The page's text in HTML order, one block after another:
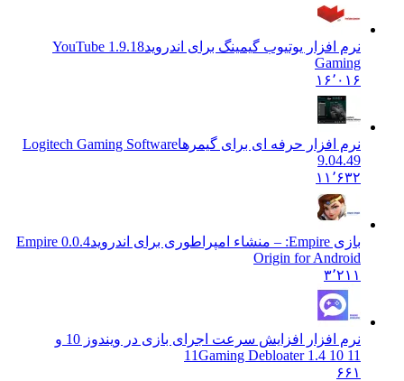
نرم افزار یوتیوب گیمینگ برای اندروید
1.9.18 YouTube
Gaming
۱۶٬۰۱۶
نرم افزار حرفه ای برای گیمرهاLogitech Gaming Software
9.04.49
۱۱٬۶۳۲
بازی Empire: – منشاء امپراطوری برای اندروید
0.0.4 Empire
Origin for Android
۳٬۲۱۱
نرم افزار افزایش سرعت اجرای بازی در ویندوز 10 و
11Gaming Debloater 1.4 10 11
۶۶۱